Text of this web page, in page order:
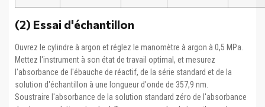
(2) Essai d'échantillon
Ouvrez le cylindre à argon et réglez le manomètre à argon à 0,5 MPa.
Mettez l'instrument à son état de travail optimal, et mesurez
l'absorbance de l'ébauche de réactif, de la série standard et de la
solution d'échantillon à une longueur d'onde de 357,9 nm.
Soustraire l'absorbance de la solution standard zéro de l'absorbance